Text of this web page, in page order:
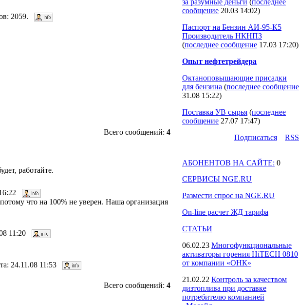
2059.
Всего сообщений: 4
работайте.
что на 100% не уверен. Наша организация
11:20
24.11.08 11:53
Всего сообщений: 4
за разумные деньги (последнее
сообщение 20.03 14:02)
Паспорт на Бензин АИ-95-К5
Производитель НКНПЗ
(последнее сообщение 17.03 17:20)
Опыт нефтетрейдера
Октаноповышающие присадки
для бензина (последнее сообщение
31.08 15:22)
Поставка УВ сырья (последнее
сообщение 27.07 17:47)
Подпиcаться
RSS
АБОНЕНТОВ НА САЙТЕ: 0
СЕРВИСЫ NGE.RU
Размести спрос на NGE.RU
On-line расчет ЖД тарифа
СТАТЬИ
06.02.23 Многофункциональные
активаторы горения HiTECH 0810
от компании «ОНК»
21.02.22 Контроль за качеством
дизтоплива при доставке
потребителю компанией